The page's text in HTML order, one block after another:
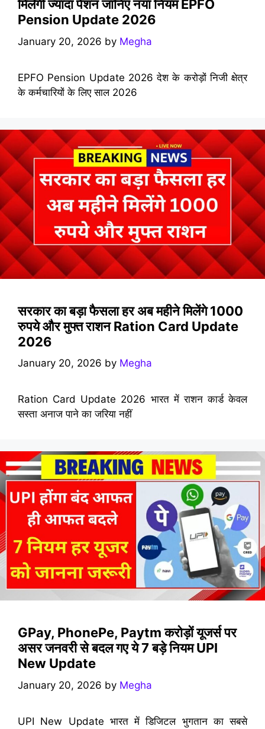
मिलेगी ज्यादा पेंशन जानिए नया नियम EPFO
Pension Update 2026
January 20, 2026 by Megha
EPFO Pension Update 2026 देश के करोड़ों निजी क्षेत्र
के कर्मचारियों के लिए साल 2026
सरकार का बड़ा फैसला हर अब महीने मिलेंगे 1000
रुपये और मुफ्त राशन Ration Card Update
2026
January 20, 2026 by Megha
Ration Card Update 2026 भारत में राशन कार्ड केवल
सस्ता अनाज पाने का जरिया नहीं
GPay, PhonePe, Paytm करोड़ों यूजर्स पर
असर जनवरी से बदल गए ये 7 बड़े नियम UPI
New Update
January 20, 2026 by Megha
UPI New Update भारत में डिजिटल भुगतान का सबसे